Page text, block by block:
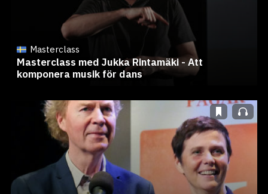
Masterclass
Masterclass med Jukka Rintamäki - Att
komponera musik för dans